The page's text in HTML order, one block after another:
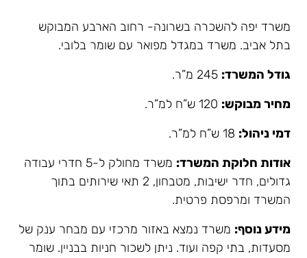
משרד יפה להשכרה בשרונה- רחוב הארבע המבוקש
בתל אביב. משרד במגדל מפואר עם שומר בלובי.
גודל המשרד:
מחיר מבוקש:
דמי ניהול:
אודות חלוקת המשרד:
משרד מחולק ל-5 חדרי עבודה
גדולים, חדר ישיבות, מטבחון, 2 תאי שירותים בתוך
המשרד ומרפסת פרטית.
מידע נוסף: משרד נמצא באזור מרכזי עם מבחר ענק של
מסעדות, בתי קפה ועוד. ניתן לשכור חניות בבניין. שומר